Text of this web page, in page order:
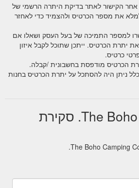
אחר הקישור לאתר בדיקת היתרה הרשמי של
את מספר הכרטיס ולהצמיד כדי לאחזר
למספר התמיכה של בעל העסק ושאלו אם
יתרת הכרטיס. ייתכן שתוכל לקבל איזון
כרטיס.
הכרטיס מודפסת בחשבונית /קבלה.
ניתן היה להסתכל על יתרת הכרטיס בחנות
The Boho Camping Co. סקירת